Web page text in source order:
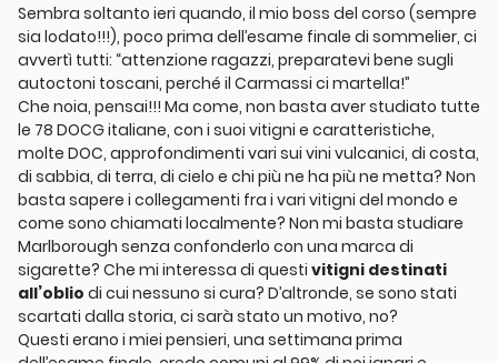
Sembra soltanto ieri quando, il mio boss del corso (sempre
sia lodato!!!), poco prima dell’esame finale di sommelier, ci
avvertì tutti: “attenzione ragazzi, preparatevi bene sugli
autoctoni toscani, perché il Carmassi ci martella!”
Che noia, pensai!!! Ma come, non basta aver studiato tutte
le 78 DOCG italiane, con i suoi vitigni e caratteristiche,
molte DOC, approfondimenti vari sui vini vulcanici, di costa,
di sabbia, di terra, di cielo e chi più ne ha più ne metta? Non
basta sapere i collegamenti fra i vari vitigni del mondo e
come sono chiamati localmente? Non mi basta studiare
Marlborough senza confonderlo con una marca di
sigarette? Che mi interessa di questi vitigni destinati
all’oblio di cui nessuno si cura? D’altronde, se sono stati
scartati dalla storia, ci sarà stato un motivo, no?
Questi erano i miei pensieri, una settimana prima